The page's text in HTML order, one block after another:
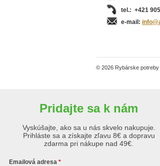
tel.: +421
e-mail:
© 2026 Rybárske potreby
Pridajte sa k nám
Vyskúšajte, ako sa u nás skvelo nakupuje.
Prihláste sa a získajte zľavu 8€ a dopravu
zdarma pri nákupe nad 49€.
Emailová adresa